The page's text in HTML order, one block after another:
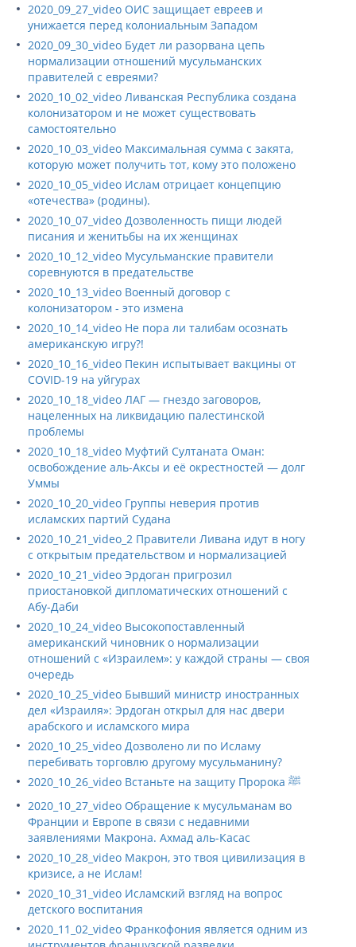
2020_09_27_video ОИС защищает евреев и
унижается перед колониальным Западом
2020_09_30_video Будет ли разорвана цепь
нормализации отношений мусульманских
правителей с евреями?
2020_10_02_video Ливанская Республика создана
колонизатором и не может существовать
самостоятельно
2020_10_03_video Максимальная сумма с закята,
которую может получить тот, кому это положено
2020_10_05_video Ислам отрицает концепцию
«отечества» (родины).
2020_10_07_video Дозволенность пищи людей
писания и женитьбы на их женщинах
2020_10_12_video Мусульманские правители
соревнуются в предательстве
2020_10_13_video Военный договор с
колонизатором - это измена
2020_10_14_video Не пора ли талибам осознать
американскую игру?!
2020_10_16_video Пекин испытывает вакцины от
COVID-19 на уйгурах
2020_10_18_video ЛАГ — гнездо заговоров,
нацеленных на ликвидацию палестинской
проблемы
2020_10_18_video Муфтий Султаната Оман:
освобождение аль-Аксы и её окрестностей — долг
Уммы
2020_10_20_video Группы неверия против
исламских партий Судана
2020_10_21_video_2 Правители Ливана идут в ногу
с открытым предательством и нормализацией
2020_10_21_video Эрдоган пригрозил
приостановкой дипломатических отношений с
Абу-Даби
2020_10_24_video Высокопоставленный
американский чиновник о нормализации
отношений с «Израилем»: у каждой страны — своя
очередь
2020_10_25_video Бывший министр иностранных
дел «Израиля»: Эрдоган открыл для нас двери
арабского и исламского мира
2020_10_25_video Дозволено ли по Исламу
перебивать торговлю другому мусульманину?
2020_10_26_video Встаньте на защиту Пророка ﷺ
2020_10_27_video Обращение к мусульманам во
Франции и Европе в связи с недавними
заявлениями Макрона. Ахмад аль-Касас
2020_10_28_video Макрон, это твоя цивилизация в
кризисе, а не Ислам!
2020_10_31_video Исламский взгляд на вопрос
детского воспитания
2020_11_02_video Франкофония является одним из